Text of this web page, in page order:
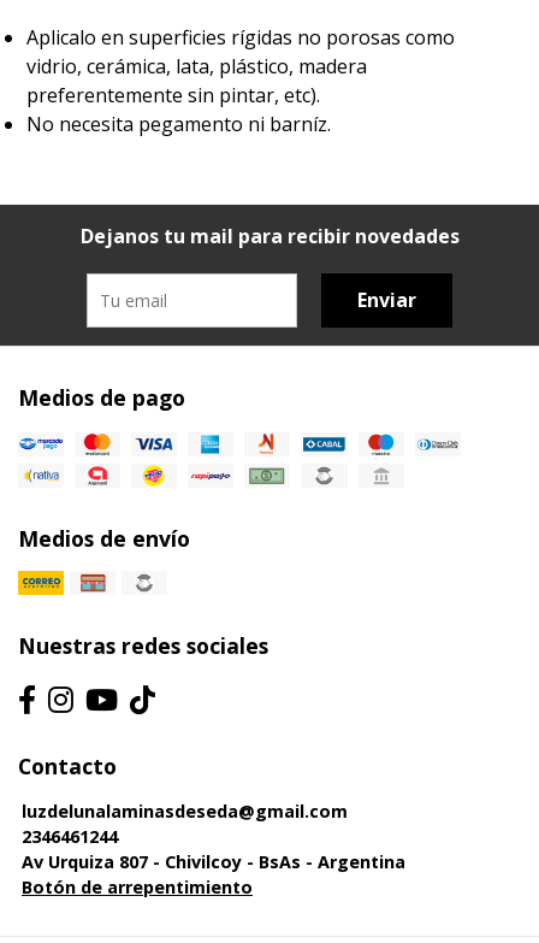
Aplicalo en superficies rígidas no porosas como
vidrio, cerámica, lata, plástico, madera
preferentemente sin pintar, etc).
No necesita pegamento ni barníz.
Dejanos tu mail para recibir novedades
Enviar
Medios de pago
Medios de envío
Nuestras redes sociales
Contacto
luzdelunalaminasdeseda@gmail.com
2346461244
Av Urquiza 807 - Chivilcoy - BsAs - Argentina
Botón de arrepentimiento